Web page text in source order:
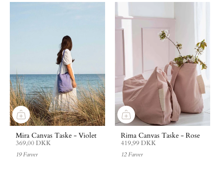
Mira Canvas Taske - Violet
369,00 DKK
19 Farver
Rima Canvas Taske - Rose
419,99 DKK
12 Farver